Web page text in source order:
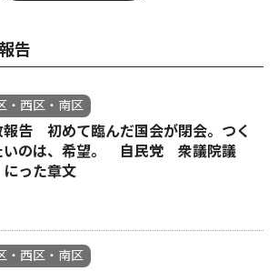
告
・西区・南区
報告 初めて臨んだ国会が閉会。つく
いのは、希望。 自民党 衆議院議
った章文
・西区・南区